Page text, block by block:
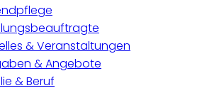
& Veranstaltungen
& Angebote
& Beruf